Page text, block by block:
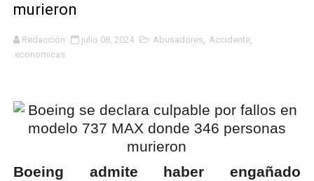
murieron
Redacción julio 08, 2024 Abusadores, Accidente,
economicas
Boeing admite haber engañado